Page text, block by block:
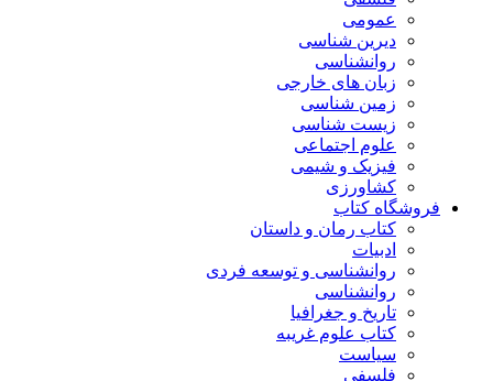
عمومی
دیرین شناسی
روانشناسی
زبان های خارجی
زمین شناسی
زیست شناسی
علوم اجتماعی
فیزیک و شیمی
کشاورزی
فروشگاه کتاب
کتاب رمان و داستان
ادبیات
روانشناسی و توسعه فردی
روانشناسی
تاریخ و جغرافیا
کتاب علوم غریبه
سیاست
فلسفی